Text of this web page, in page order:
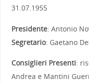
31.07.1955
Presidente:
Segretario: Gaetano
Consiglieri Presenti:
Andrea e Mantini